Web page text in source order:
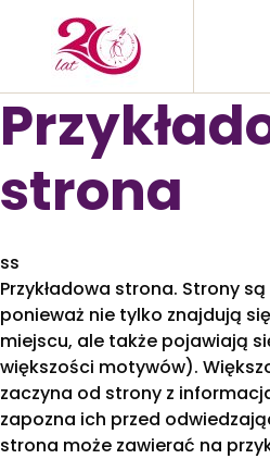
strona
ss
Przykładowa strona. Strony
ponieważ nie tylko znajdują
miejscu, ale także pojawiają
większości motywów).
zaczyna od strony z
zapozna ich przed
strona może zawierać na